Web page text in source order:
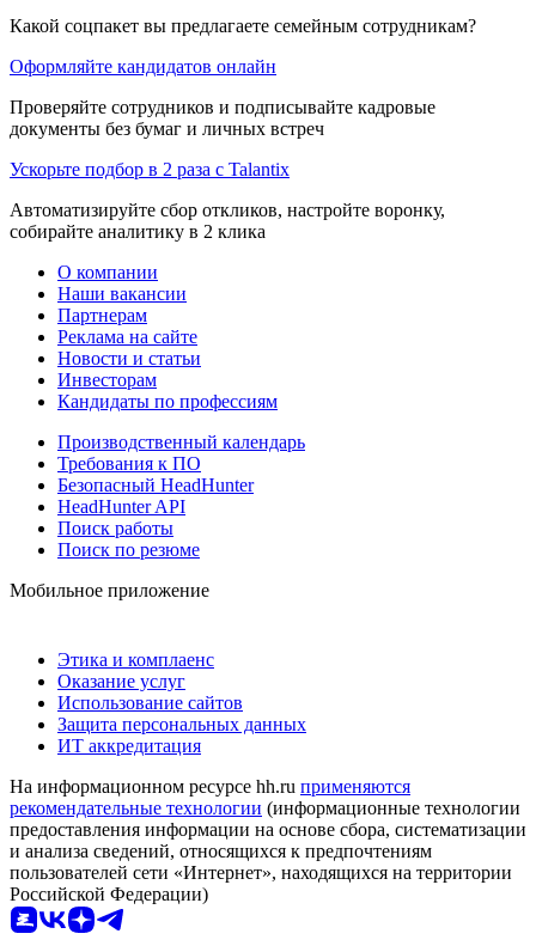
Какой соцпакет вы предлагаете семейным сотрудникам?
Оформляйте кандидатов онлайн
Проверяйте сотрудников и подписывайте кадровые
документы без бумаг и личных встреч
Ускорьте подбор в 2 раза с Talantix
Автоматизируйте сбор откликов, настройте воронку,
собирайте аналитику в 2 клика
О компании
Наши вакансии
Партнерам
Реклама на сайте
Новости и статьи
Инвесторам
Кандидаты по профессиям
Производственный календарь
Требования к ПО
Безопасный HeadHunter
HeadHunter API
Поиск работы
Поиск по резюме
Мобильное приложение
Этика и комплаенс
Оказание услуг
Использование сайтов
Защита персональных данных
ИТ аккредитация
На информационном ресурсе hh.ru применяются
рекомендательные технологии (информационные технологии
предоставления информации на основе сбора, систематизации
и анализа сведений, относящихся к предпочтениям
пользователей сети «Интернет», находящихся на территории
Российской Федерации)